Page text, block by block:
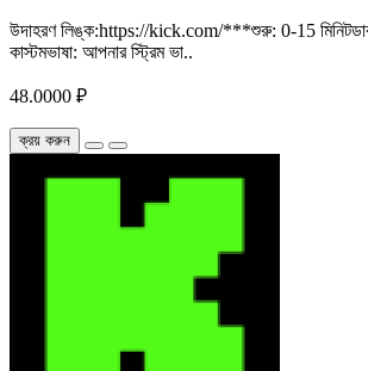
উদাহরণ লিঙ্ক:https://kick.com/***শুরু: 0-15
কাস্টমভাষা: আপনার স্ট্রিম ভা..
48.0000 ₽
ক্রয় করুন